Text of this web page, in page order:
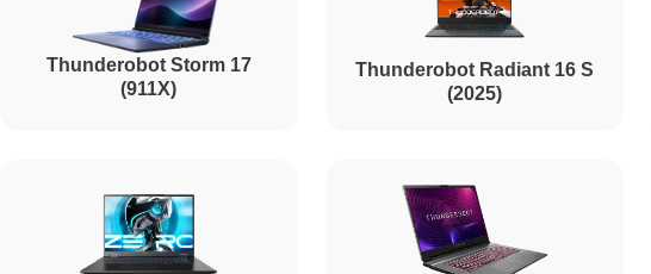
Thunderobot Storm 17
(911X)
Thunderobot Radiant 16 S
(2025)